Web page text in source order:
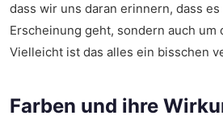
dass wir uns daran erinnern, dass
Erscheinung geht, sondern auch um
Vielleicht ist das alles ein bisschen
Farben und ihre